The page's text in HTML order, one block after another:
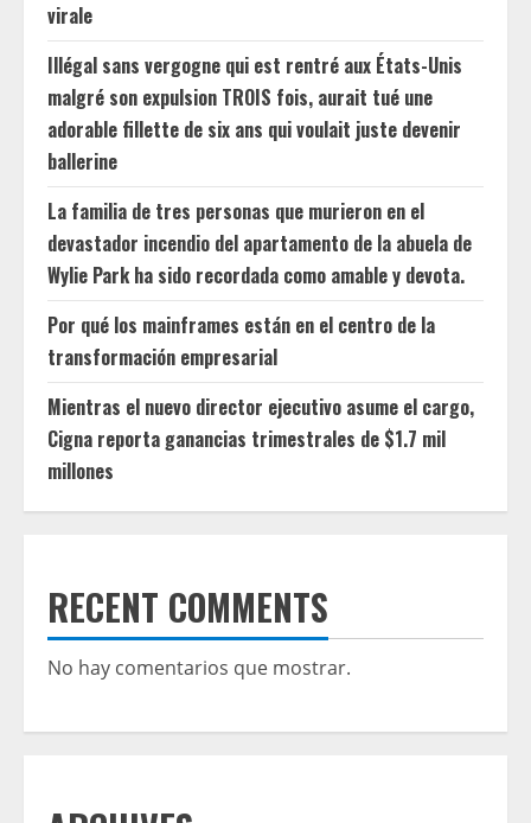
virale
Illégal sans vergogne qui est rentré aux États-Unis
malgré son expulsion TROIS fois, aurait tué une
adorable fillette de six ans qui voulait juste devenir
ballerine
La familia de tres personas que murieron en el
devastador incendio del apartamento de la abuela de
Wylie Park ha sido recordada como amable y devota.
Por qué los mainframes están en el centro de la
transformación empresarial
Mientras el nuevo director ejecutivo asume el cargo,
Cigna reporta ganancias trimestrales de $1.7 mil
millones
RECENT COMMENTS
No hay comentarios que mostrar.